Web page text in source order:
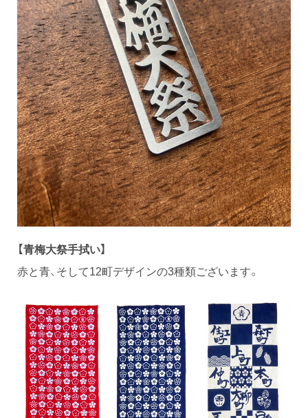
【青梅大祭手拭い】
赤と青、そして12町デザインの3種類ございます。